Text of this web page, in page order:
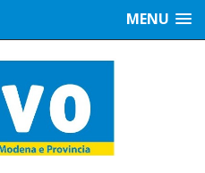
MENU